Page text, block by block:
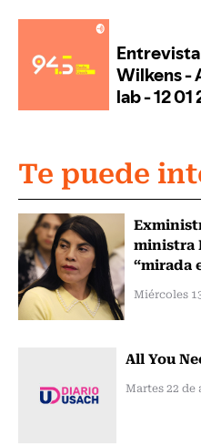
Te puede
ministra
“mirada
Miércoles
All You
Martes 22 de